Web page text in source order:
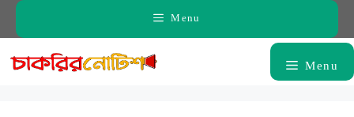
Skip
Menu
Menu